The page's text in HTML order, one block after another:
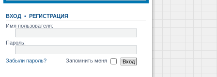
ВХОД • РЕГИСТРАЦИЯ
Имя пользователя:
Пароль:
Забыли пароль? Запомнить меня